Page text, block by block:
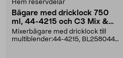
Hem reservdelar
Bägare med dricklock 750
ml, 44-4215 och C3 Mix &
Go
Mixerbägare med dricklock till
multiblender:44-4215, BL258044-